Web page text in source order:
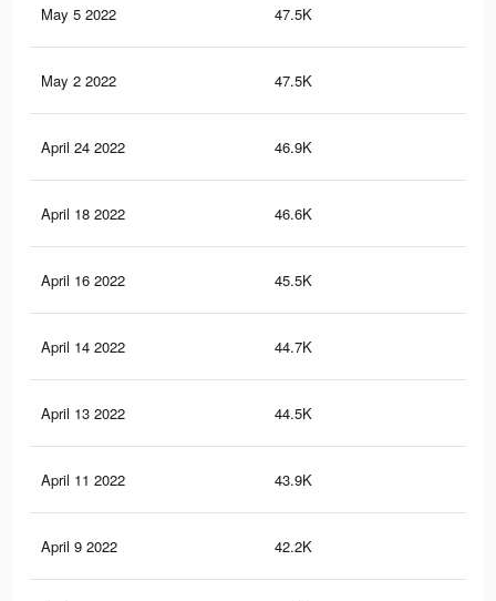
May 5 2022 47.5K
May 2 2022 47.5K
April 24 2022 46.9K
April 18 2022 46.6K
April 16 2022 45.5K
April 14 2022 44.7K
April 13 2022 44.5K
April 11 2022 43.9K
April 9 2022 42.2K